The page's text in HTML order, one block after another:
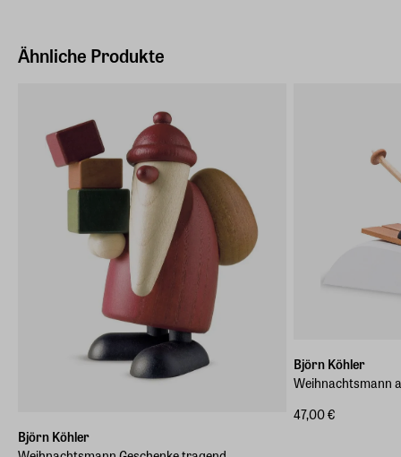
Höhe
0,040 kg
Ähnliche Produkte
Björn Köhler
Björn Köhler
Weihnachtsmann
47,00 €